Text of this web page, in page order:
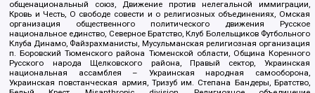
общенациональный союз, Движение против нелегальной иммиграции,
Кровь и Честь, О свободе совести и о религиозных объединениях, Омская
организация общественного политического движения Русское
национальное единство, Северное Братство, Клуб Болельщиков Футбольного
Клуба Динамо, Файзрахманисты, Мусульманская религиозная организация
п. Боровский Тюменского района Тюменской области, Община Коренного
Русского народа Щелковского района, Правый сектор, Украинская
национальная ассамблея – Украинская народная самооборона,
Украинская повстанческая армия, Тризуб им. Степана Бандеры, Братство,